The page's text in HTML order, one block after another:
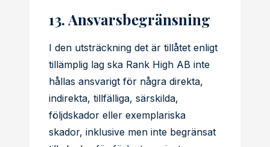
13. Ansvarsbegränsning
I den utsträckning det är tillåtet enligt
tillämplig lag ska Rank High AB inte
hållas ansvarigt för några direkta,
indirekta, tillfälliga, särskilda,
följdskador eller exemplariska
skador, inklusive men inte begränsat